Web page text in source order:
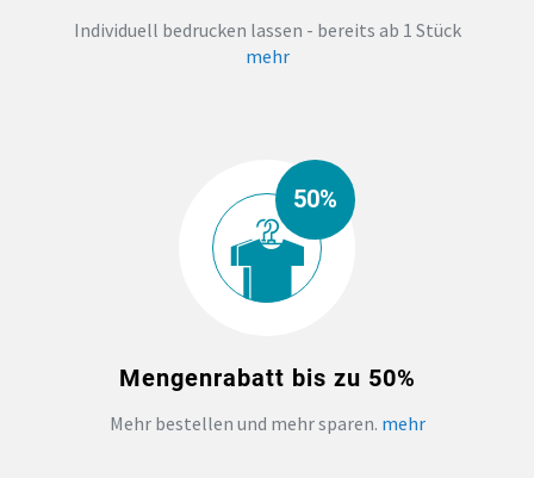
Individuell bedrucken lassen - bereits ab 1 Stück
mehr
50%
Mengenrabatt bis zu 50%
Mehr bestellen und mehr sparen. mehr